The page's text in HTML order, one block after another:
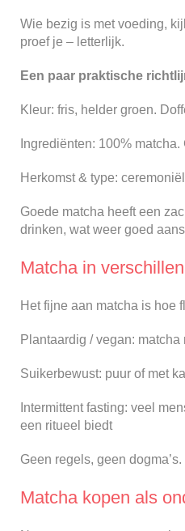
Wie bezig is met voeding,
proef je – letterlijk.
Een paar praktische
Kleur: fris, helder groen.
Ingrediënten: 100%
Herkomst & type:
Goede matcha heeft een
drinken, wat weer goed
Matcha in
Het fijne aan matcha is hoe
Plantaardig / vegan:
Suikerbewust: puur of met
Intermittent fasting: veel
een ritueel biedt
Geen regels, geen
Matcha kopen als